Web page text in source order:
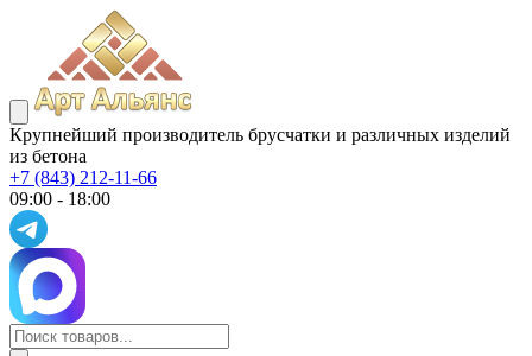
Крупнейший производитель брусчатки и различных изделий
из бетона
+7 (843) 212-11-66
09:00 - 18:00